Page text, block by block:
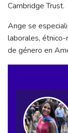
Cambridge Trust.
Ange se
laborales, étnico-
de género en